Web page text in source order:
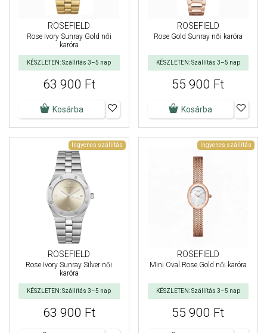
ROSEFIELD
Rose Ivory Sunray Gold női
karóra
KÉSZLETEN: Szállítás 3–5 nap
63 900 Ft
Kosárba
ROSEFIELD
Rose Gold Sunray női karóra
KÉSZLETEN: Szállítás 3–5 nap
55 900 Ft
Kosárba
Ingyenes szállítás
ROSEFIELD
Rose Ivory Sunray Silver női
karóra
KÉSZLETEN: Szállítás 3–5 nap
63 900 Ft
Ingyenes szállítás
ROSEFIELD
Mini Oval Rose Gold női karóra
KÉSZLETEN: Szállítás 3–5 nap
55 900 Ft